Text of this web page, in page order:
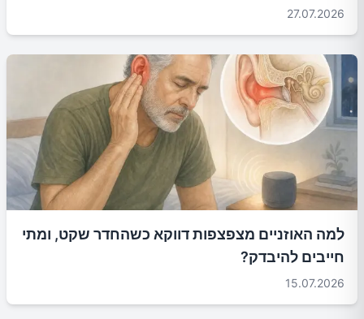
27.07.2026
למה האוזניים מצפצפות דווקא כשהחדר שקט, ומתי
חייבים להיבדק?
15.07.2026